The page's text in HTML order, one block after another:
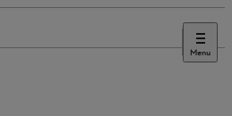
Menu